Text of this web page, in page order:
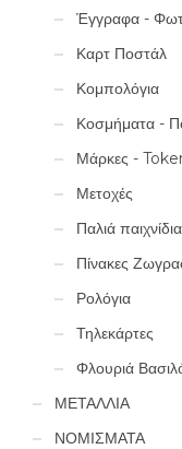
Έγγραφα -
Καρτ Ποστάλ
Κομπολόγια
Κοσμήματα -
Μάρκες -
Μετοχές
Παλιά παιχνίδια
Πίνακες
Ρολόγια
Τηλεκάρτες
Φλουριά
ΜΕΤΑΛΛΙΑ
ΝΟΜΙΣΜΑΤΑ